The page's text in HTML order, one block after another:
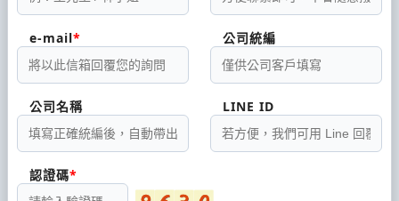
e-mail 公司統編
公司名稱 LINE ID
認證碼